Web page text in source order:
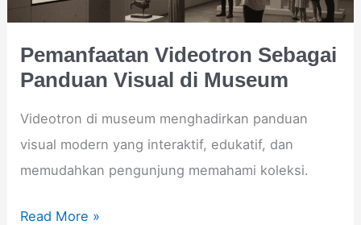
Pemanfaatan Videotron Sebagai
Panduan Visual di Museum
Videotron di museum menghadirkan panduan
visual modern yang interaktif, edukatif, dan
memudahkan pengunjung memahami koleksi.
Read More »